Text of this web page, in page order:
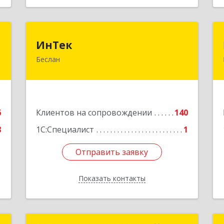
ИнТек
Беслан
Клиентов на сопровождении
140
1С:Специалист
1
Отправить заявку
Показать контакты
363000, Северная Осетия - Алания
Подробнее
Отправить заявку
Назад